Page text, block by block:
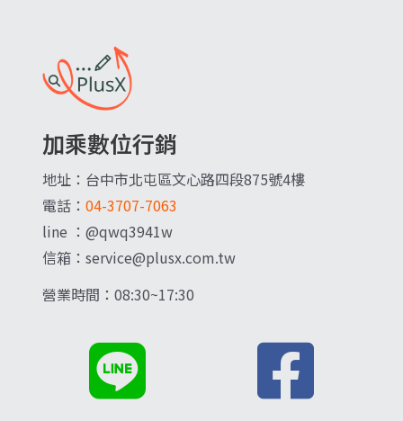
加乘數位行銷
地址：台中市北屯區文心路四段875號4樓
電話： 04-3707-7063
line ：@qwq3941w
信箱：service@plusx.com.tw
營業時間：08:30~17:30